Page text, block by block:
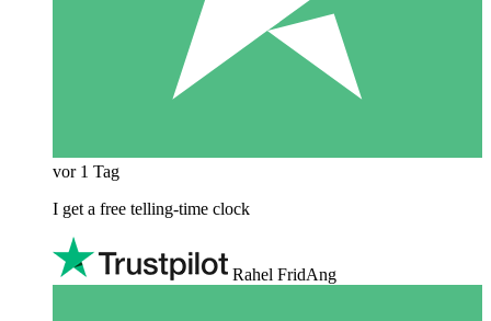
vor 1 Tag
I get a free telling-time clock
Rahel FridAng